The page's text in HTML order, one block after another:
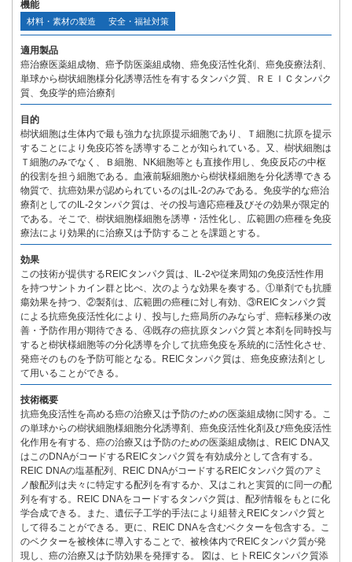
機能
材料・素材の製造 安全・福祉対策
適用製品
癌治療医薬組成物、癌予防医薬組成物、癌免疫活性化剤、癌免疫療法剤、
単球から樹状細胞様分化誘導活性を有するタンパク質、ＲＥＩＣタンパク
質、免疫学的癌治療剤
目的
樹状細胞は生体内で最も強力な抗原提示細胞であり、Ｔ細胞に抗原を提示
することにより免疫応答を誘導することが知られている。又、樹状細胞は
Ｔ細胞のみでなく、Ｂ細胞、NK細胞等とも直接作用し、免疫反応の中枢
的役割を担う細胞である。血液前駆細胞から樹状様細胞を分化誘導できる
物質で、抗癌効果が認められているのはIL-2のみである。免疫学的な癌治
療剤としてのIL-2タンパク質は、その投与適応癌種及びその効果が限定的
である。そこで、樹状細胞様細胞を誘導・活性化し、広範囲の癌種を免疫
療法により効果的に治療又は予防することを課題とする。
効果
この技術が提供するREICタンパク質は、IL-2や従来周知の免疫活性作用
を持つサントカイン群と比べ、次のような効果を奏する。①単剤でも抗腫
瘍効果を持つ、②製剤は、広範囲の癌種に対し有効、③REICタンパク質
による抗癌免疫活性化により、投与した癌局所のみならず、癌転移巣の改
善・予防作用が期待できる、④既存の癌抗原タンパク質と本剤を同時投与
すると樹状様細胞等の分化誘導を介して抗癌免疫を系統的に活性化させ、
発癌そのものを予防可能となる。REICタンパク質は、癌免疫療法剤とし
て用いることができる。
技術概要
抗癌免疫活性を高める癌の治療又は予防のための医薬組成物に関する。こ
の単球からの樹状細胞様細胞分化誘導剤、癌免疫活性化剤及び癌免疫活性
化作用を有する、癌の治療又は予防のための医薬組成物は、REIC DNA又
はこのDNAがコードするREICタンパク質を有効成分として含有する。
REIC DNAの塩基配列、REIC DNAがコードするREICタンパク質のアミ
ノ酸配列は夫々に特定する配列を有するか、又はこれと実質的に同一の配
列を有する。REIC DNAをコードするタンパク質は、配列情報をもとに化
学合成できる。また、遺伝子工学的手法により組替えREICタンパク質と
して得ることができる。更に、REIC DNAを含むベクターを包含する。こ
のベクターを被検体に導入することで、被検体内でREICタンパク質が発
現し、癌の治療又は予防効果を発揮する。 図は、ヒトREICタンパク質添